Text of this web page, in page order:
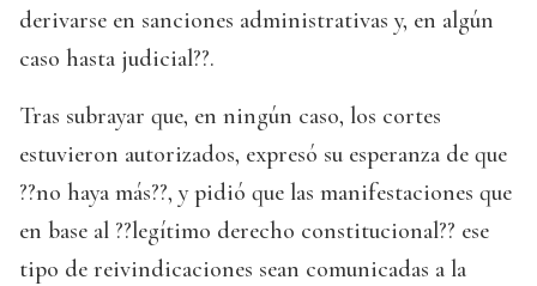
derivarse en sanciones administrativas y, en algún
caso hasta judicial??.
Tras subrayar que, en ningún caso, los cortes
estuvieron autorizados, expresó su esperanza de que
??no haya más??, y pidió que las manifestaciones que
en base al ??legítimo derecho constitucional?? ese
tipo de reivindicaciones sean comunicadas a la